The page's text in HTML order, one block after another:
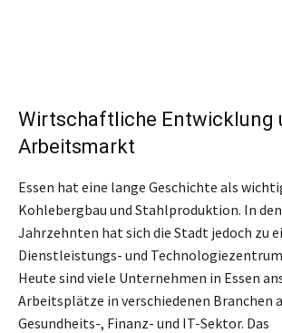
Wirtschaftliche Entwicklung
Arbeitsmarkt
Essen hat eine lange Geschichte als
Kohlebergbau und Stahlproduktion. In
Jahrzehnten hat sich die Stadt jedoch zu
Dienstleistungs- und
Heute sind viele Unternehmen in Essen
Arbeitsplätze in verschiedenen Branchen
Gesundheits-, Finanz- und IT-Sektor. Das